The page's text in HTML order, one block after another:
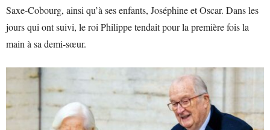
Saxe-Cobourg, ainsi qu’à ses enfants, Joséphine et Oscar. Dans les
jours qui ont suivi, le roi Philippe tendait pour la première fois la
main à sa demi-sœur.